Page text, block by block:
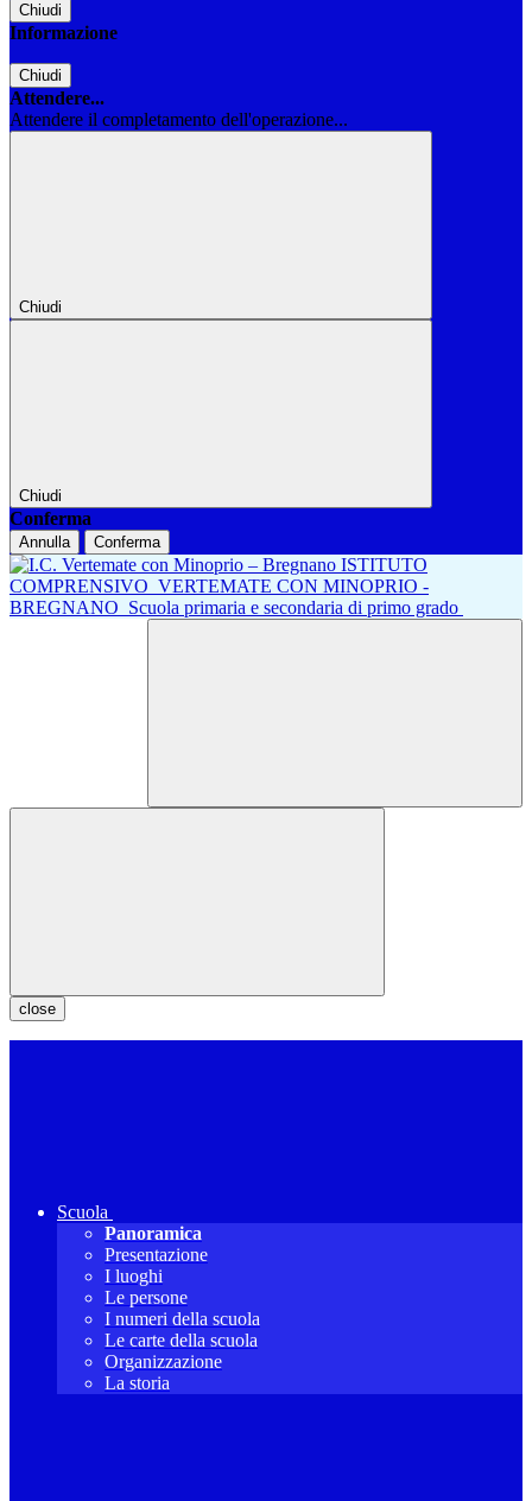
Chiudi
Informazione
Chiudi
Attendere...
Attendere il completamento dell'operazione...
Chiudi
Chiudi
Conferma
Annulla Conferma
ISTITUTO
COMPRENSIVO VERTEMATE CON MINOPRIO -
BREGNANO Scuola primaria e secondaria di primo grado
close
Scuola
Panoramica
Presentazione
I luoghi
Le persone
I numeri della scuola
Le carte della scuola
Organizzazione
La storia